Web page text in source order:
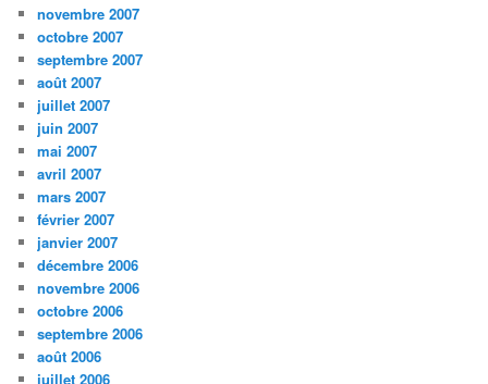
novembre 2007
octobre 2007
septembre 2007
août 2007
juillet 2007
juin 2007
mai 2007
avril 2007
mars 2007
février 2007
janvier 2007
décembre 2006
novembre 2006
octobre 2006
septembre 2006
août 2006
juillet 2006